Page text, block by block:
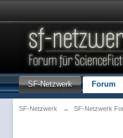
SF-Netzwerk Forum
SF-Netzwerk → SF-Netzwerk